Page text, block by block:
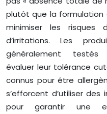
plutôt que la
minimiser les risques
d’irritations. Les
généralement testés
évaluer leur tolérance
connus pour être
s’efforcent d’utiliser
pour garantir une